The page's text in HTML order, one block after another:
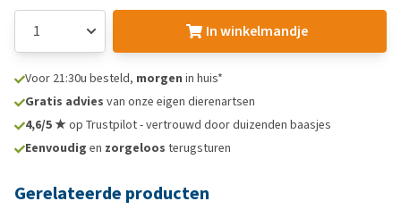
In winkelmandje
Voor 21:30u besteld, morgen in huis*
Gratis advies van onze eigen dierenartsen
4,6/5 ★op Trustpilot - vertrouwd door duizenden baasjes
Eenvoudig en zorgeloos terugsturen
Gerelateerde producten